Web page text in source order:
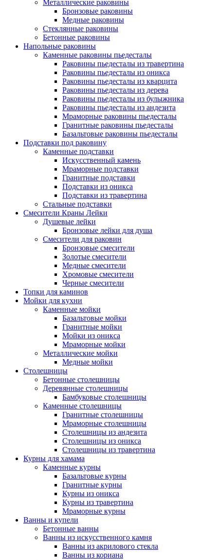
Металлические раковины
Бронзовые раковины
Медные раковины
Стеклянные раковины
Бетонные раковины
Напольные раковины
Каменные раковины пьедесталы
Раковины пьедесталы из травертина
Раковины пьедесталы из оникса
Раковины пьедесталы из кварцита
Раковины пьедесталы из дерева
Раковины пьедесталы из булыжника
Раковины пьедесталы из андезита
Мраморные раковины пьедесталы
Гранитные раковины пьедесталы
Базальтовые раковины пьедесталы
Подставки под раковину
Каменные подставки
Искусственный камень
Мраморные подставки
Гранитные подставки
Подставки из оникса
Подставки из травертина
Стальные подставки
Смесители Краны Лейки
Душевые лейки
Бронзовые лейки для душа
Смесители для раковин
Бронзовые смесители
Золотые смесители
Медные смесители
Хромовые смесители
Черные смесители
Топки для каминов
Мойки для кухни
Каменные мойки
Базальтовые мойки
Гранитные мойки
Мойки из оникса
Мраморные мойки
Металлические мойки
Медные мойки
Столешницы
Бетонные столешницы
Деревянные столешницы
Бамбуковые столешницы
Каменные столешницы
Гранитные столешницы
Мраморные столешницы
Столешницы из андезита
Столешницы из оникса
Столешницы из травертина
Курны для хамама
Каменные курны
Базальтовые курны
Гранитные курны
Курны из оникса
Курны из травертина
Мраморные курны
Ванны и купели
Бетонные ванны
Ванны из искусственного камня
Ванны из акрилового стекла
Ванны из кориана